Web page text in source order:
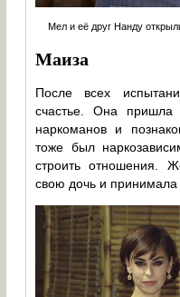
Мел и её друг Нанду
Маиза
После всех
счастье. Она
наркоманов и
тоже был
строить отношения.
свою дочь и принимала